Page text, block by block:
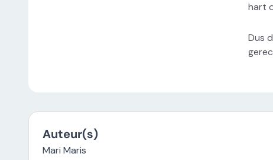
hart
Dus
Auteur(s)
Mari Maris